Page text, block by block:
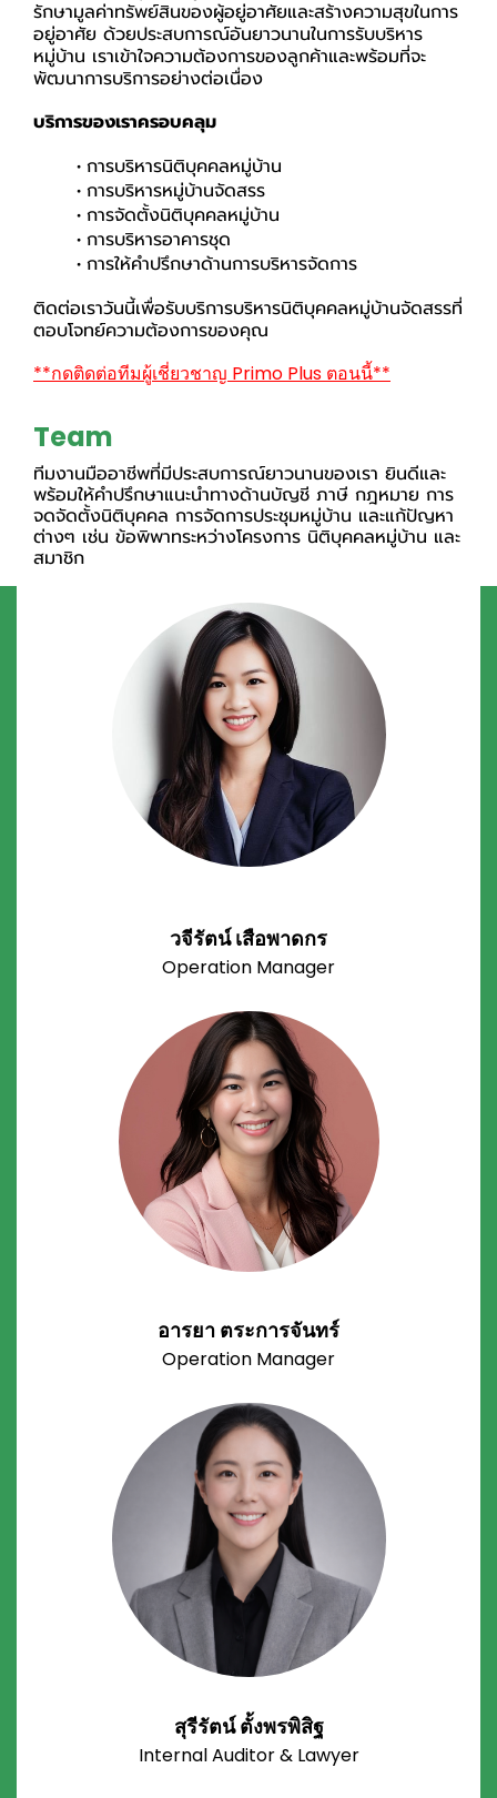
รักษามูลค่าทรัพย์สินของผู้อยู่อาศัยและสร้างความสุขในการ
อยู่อาศัย ด้วยประสบการณ์อันยาวนานในการรับบริหาร
หมู่บ้าน เราเข้าใจความต้องการของลูกค้าและพร้อมที่จะ
พัฒนาการบริการอย่างต่อเนื่อง
บริการของเราครอบคลุม
การบริหารนิติบุคคลหมู่บ้าน
การบริหารหมู่บ้านจัดสรร
การจัดตั้งนิติบุคคลหมู่บ้าน
การบริหารอาคารชุด
การให้คำปรึกษาด้านการบริหารจัดการ
ติดต่อเราวันนี้เพื่อรับบริการบริหารนิติบุคคลหมู่บ้านจัดสรรที่
ตอบโจทย์ความต้องการของคุณ
**กดติดต่อทีมผู้เชี่ยวชาญ Primo Plus ตอนนี้**
Team
ทีมงานมืออาชีพที่มีประสบการณ์ยาวนานของเรา ยินดีและ
พร้อมให้คำปรึกษาแนะนำทางด้านบัญชี ภาษี กฎหมาย การ
จดจัดตั้งนิติบุคคล การจัดการประชุมหมู่บ้าน และแก้ปัญหา
ต่างๆ เช่น ข้อพิพาทระหว่างโครงการ นิติบุคคลหมู่บ้าน และ
สมาชิก
วจีรัตน์ เสือพาดกร
Operation Manager
อารยา ตระการจันทร์
Operation Manager
สุรีรัตน์ ตั้งพรพิสิฐ
Internal Auditor & Lawyer